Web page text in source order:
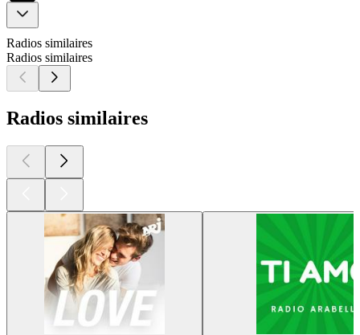
Radios similaires
Radios similaires
Radios similaires